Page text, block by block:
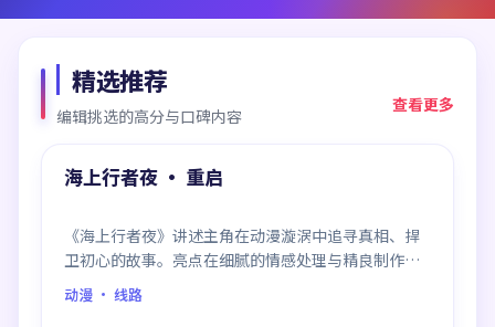
精选推荐
编辑挑选的高分与口碑内容
查看更多
精选
99:35
海上行者夜 · 重启
《海上行者夜》讲述主角在动漫漩涡中追寻真相、捍
卫初心的故事。亮点在细腻的情感处理与精良制作，
感情戏与动作戏比例平衡，节奏舒服。
动漫 · 线路